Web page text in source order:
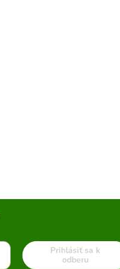
Prihlásiť sa k
odberu